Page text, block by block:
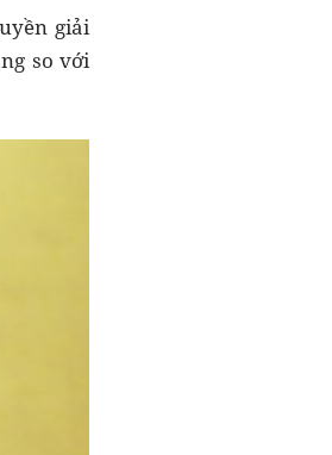
giải
so với